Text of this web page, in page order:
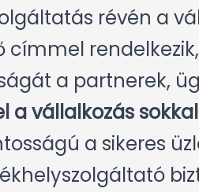
révén a
címmel
a partnerek,
a vállalkozás
a sikeres